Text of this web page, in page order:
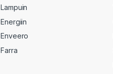
Lampuin
Energiin
Enveero
Farra